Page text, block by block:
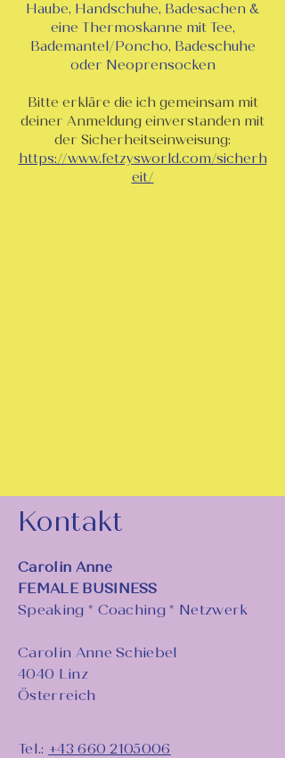
Haube, Handschuhe, Badesachen &
eine Thermoskanne mit Tee,
Bademantel/Poncho, Badeschuhe
oder Neoprensocken
Bitte erkläre die ich gemeinsam mit
deiner Anmeldung einverstanden mit
der Sicherheitseinweisung:
https://www.fetzysworld.com/sicherh
eit/
Kontakt
Carolin Anne
FEMALE BUSINESS
Speaking * Coaching * Netzwerk
Carolin Anne Schiebel
4040 Linz
Österreich
Tel.: +43 660 2105006